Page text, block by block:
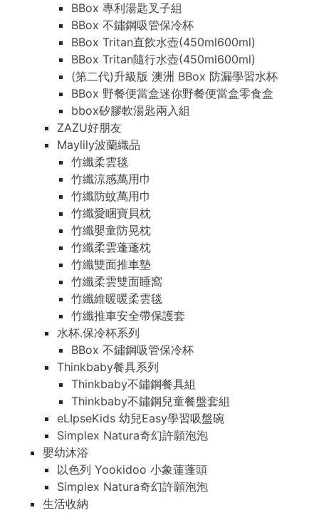
BBox 專利湯匙叉子組
BBox 不鏽鋼吸管保冷杯
BBox Tritan直飲水壺(450ml600ml)
BBox Tritan隨行水壺(450ml600ml)
(第二代)升級版 澳洲 BBox 防漏學習水杯
BBox 野餐便當盒迷你野餐便當盒零食盒
bbox矽膠軟湯匙兩入組
ZAZU好朋友
Maylily波蘭織品
竹纖柔雲毯
竹纖涼感萬用巾
竹纖防蚊萬用巾
竹纖愛睏寶貝枕
竹纖嬰童防晃枕
竹纖柔雲蓬蓬枕
竹纖雙面推車墊
竹纖柔雲雙面睡窩
竹纖維暖暖柔雲毯
竹纖推車安全帶保護套
水杯.保冷杯系列
BBox 不鏽鋼吸管保冷杯
Thinkbaby餐具系列
Thinkbaby不鏽鋼餐具組
Thinkbaby不鏽鋼兒童餐盤套組
eLIpseKids 幼兒Easy學習吸盤碗
Simplex Natura奇幻許願泡泡
嬰幼沐浴
以色列 Yookidoo 小象蓮蓬頭
Simplex Natura奇幻許願泡泡
生活收納